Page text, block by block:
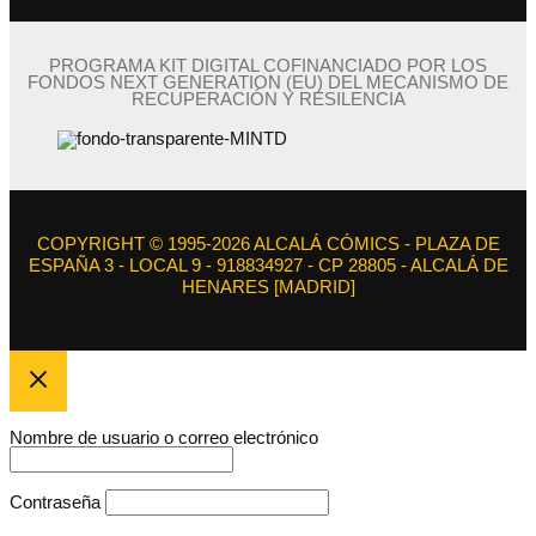
PROGRAMA KIT DIGITAL COFINANCIADO POR LOS
FONDOS NEXT GENERATION (EU) DEL MECANISMO DE
RECUPERACIÓN Y RESILENCIA
COPYRIGHT © 1995-2026 ALCALÁ CÓMICS - PLAZA DE
ESPAÑA 3 - LOCAL 9 - 918834927 - CP 28805 - ALCALÁ DE
HENARES [MADRID]
Nombre de usuario o correo electrónico
Contraseña